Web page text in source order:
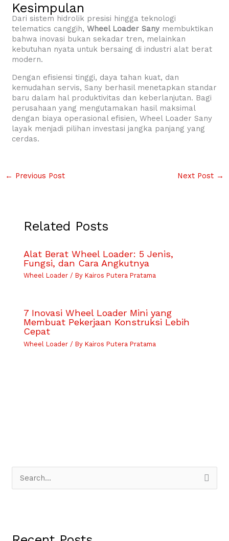
Kesimpulan
Dari sistem hidrolik presisi hingga teknologi
telematics canggih,Wheel Loader Sany membuktikan
bahwa inovasi bukan sekadar tren, melainkan
kebutuhan nyata untuk bersaing di industri alat berat
modern.
Dengan efisiensi tinggi, daya tahan kuat, dan
kemudahan servis, Sany berhasil menetapkan standar
baru dalam hal produktivitas dan keberlanjutan. Bagi
perusahaan yang mengutamakan hasil maksimal
dengan biaya operasional efisien, Wheel Loader Sany
layak menjadi pilihan investasi jangka panjang yang
cerdas.
← Previous Post Next Post →
Related Posts
Alat Berat Wheel Loader: 5 Jenis,
Fungsi, dan Cara Angkutnya
Wheel Loader/ By Kairos Putera Pratama
7 Inovasi Wheel Loader Mini yang
Membuat Pekerjaan Konstruksi Lebih
Cepat
Wheel Loader/ By Kairos Putera Pratama